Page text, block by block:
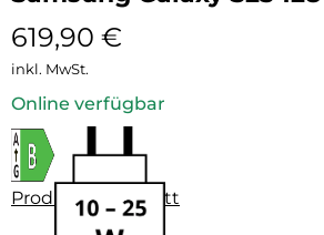
619,90 €
inkl. MwSt.
Online verfügbar
Produktdatenblatt